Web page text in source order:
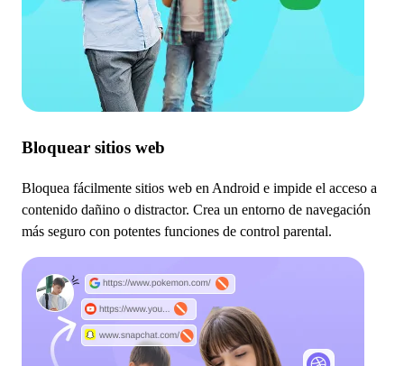
Bloquear sitios web
Bloquea fácilmente sitios web en Android e impide el acceso a
contenido dañino o distractor. Crea un entorno de navegación
más seguro con potentes funciones de control parental.